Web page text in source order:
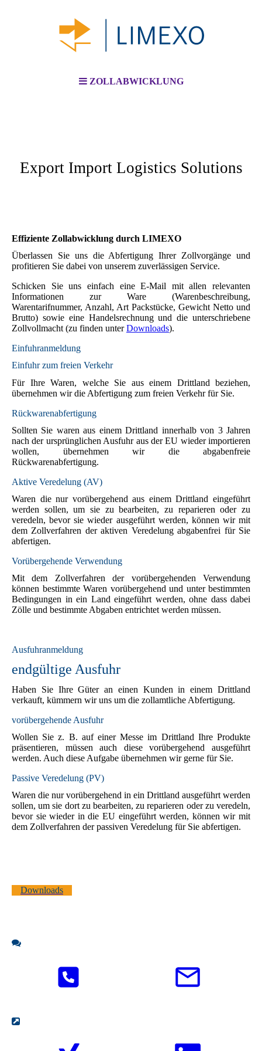
ZOLLABWICKLUNG
Export Import Logistics Solutions
Effiziente Zollabwicklung durch LIMEXO
Überlassen Sie uns die Abfertigung Ihrer Zollvorgänge und
profitieren Sie dabei von unserem zuverlässigen Service.
Schicken Sie uns einfach eine E-Mail mit allen relevanten
Informationen zur Ware (Warenbeschreibung,
Warentarifnummer, Anzahl, Art Packstücke, Gewicht Netto und
Brutto) sowie eine Handelsrechnung und die unterschriebene
Zollvollmacht (zu finden unterDownloads).
Einfuhranmeldung
Einfuhr zum freien Verkehr
Für Ihre Waren, welche Sie aus einem Drittland beziehen,
übernehmen wir die Abfertigung zum freien Verkehr für Sie.
Rückwarenabfertigung
Sollten Sie waren aus einem Drittland innerhalb von 3 Jahren
nach der ursprünglichen Ausfuhr aus der EU wieder importieren
wollen, übernehmen wir die abgabenfreie
Rückwarenabfertigung.
Aktive Veredelung (AV)
Waren die nur vorübergehend aus einem Drittland eingeführt
werden sollen, um sie zu bearbeiten, zu reparieren oder zu
veredeln, bevor sie wieder ausgeführt werden, können wir mit
dem Zollverfahren der aktiven Veredelung abgabenfrei für Sie
abfertigen.
Vorübergehende Verwendung
Mit dem Zollverfahren der vorübergehenden Verwendung
können bestimmte Waren vorübergehend und unter bestimmten
Bedingungen in ein Land eingeführt werden, ohne dass dabei
Zölle und bestimmte Abgaben entrichtet werden müssen.
Ausfuhranmeldung
endgültige Ausfuhr
Haben Sie Ihre Güter an einen Kunden in einem Drittland
verkauft, kümmern wir uns um die zollamtliche Abfertigung.
vorübergehende Ausfuhr
Wollen Sie z. B. auf einer Messe im Drittland Ihre Produkte
präsentieren, müssen auch diese vorübergehend ausgeführt
werden. Auch diese Aufgabe übernehmen wir gerne für Sie.
Passive Veredelung (PV)
Waren die nur vorübergehend in ein Drittland ausgeführt werden
sollen, um sie dort zu bearbeiten, zu reparieren oder zu veredeln,
bevor sie wieder in die EU eingeführt werden, können wir mit
dem Zollverfahren der passiven Veredelung für Sie abfertigen.
Downloads